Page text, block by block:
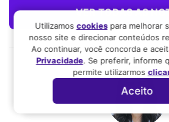
VER TODAS AS
Utilizamos cookiespara melhorar
nosso site e direcionar conteúdos
Ao continuar, você concorda e
Privacidade. Se preferir, informe
permite utilizarmos
Aceito